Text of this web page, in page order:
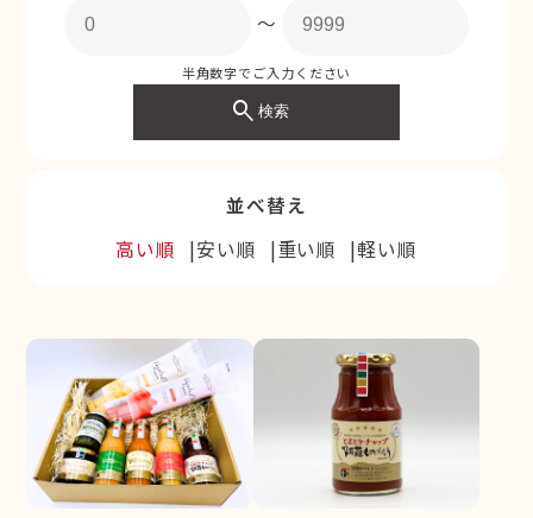
〜
半角数字でご入力ください
search検索
並べ替え
高い順
安い順 重い順 軽い順